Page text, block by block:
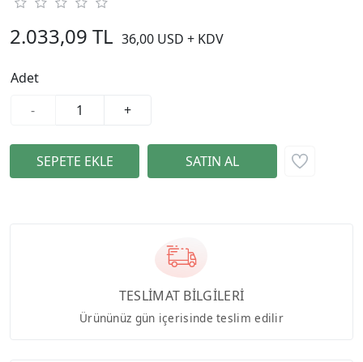
2.033,09 TL 36,00 USD + KDV
Adet
-
+
TESLİMAT BİLGİLERİ
Ürününüz gün içerisinde teslim edilir